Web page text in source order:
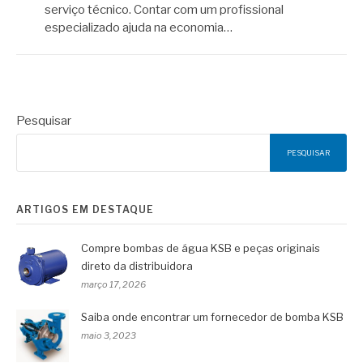
serviço técnico. Contar com um profissional
especializado ajuda na economia…
Pesquisar
PESQUISAR
ARTIGOS EM DESTAQUE
Compre bombas de água KSB e peças originais
direto da distribuidora
março 17, 2026
Saiba onde encontrar um fornecedor de bomba KSB
maio 3, 2023